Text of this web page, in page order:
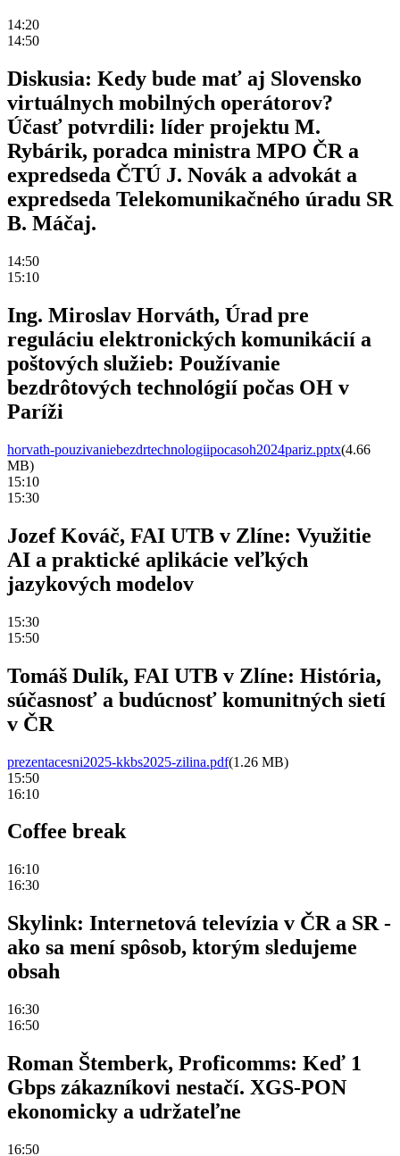
14:20
14:50
Diskusia: Kedy bude mať aj Slovensko
virtuálnych mobilných operátorov?
Účasť potvrdili: líder projektu M.
Rybárik, poradca ministra MPO ČR a
expredseda ČTÚ J. Novák a advokát a
expredseda Telekomunikačného úradu SR
B. Máčaj.
14:50
15:10
Ing. Miroslav Horváth, Úrad pre
reguláciu elektronických komunikácií a
poštových služieb: Používanie
bezdrôtových technológií počas OH v
Paríži
horvath-pouzivaniebezdrtechnologiipocasoh2024pariz.pptx(4.66
MB)
15:10
15:30
Jozef Kováč, FAI UTB v Zlíne: Využitie
AI a praktické aplikácie veľkých
jazykových modelov
15:30
15:50
Tomáš Dulík, FAI UTB v Zlíne: História,
súčasnosť a budúcnosť komunitných sietí
v ČR
prezentacesni2025-kkbs2025-zilina.pdf(1.26 MB)
15:50
16:10
Coffee break
16:10
16:30
Skylink: Internetová televízia v ČR a SR -
ako sa mení spôsob, ktorým sledujeme
obsah
16:30
16:50
Roman Štemberk, Proficomms: Keď 1
Gbps zákazníkovi nestačí. XGS-PON
ekonomicky a udržateľne
16:50